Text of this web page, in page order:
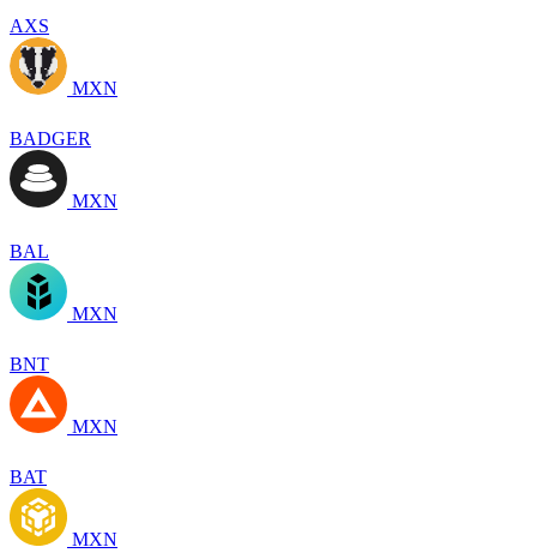
AXS
MXN
BADGER
MXN
BAL
MXN
BNT
MXN
BAT
MXN